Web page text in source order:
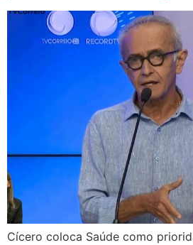
Cícero coloca Saúde como